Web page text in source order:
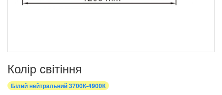
Колір світіння
Білий нейтральний 3700К-4900К